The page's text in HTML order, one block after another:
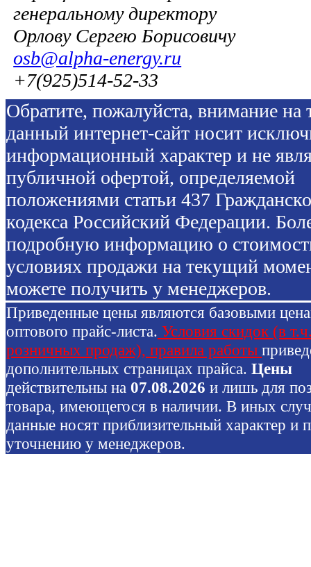
генеральному директору
Орлову Сергею Борисовичу
osb@alpha-energy.ru
+7(925)514-52-33
Обратите, пожалуйста, внимание на
данный интернет-сайт носит
информационный характер и не
публичной офертой, определяемой
положениями статьи 437
кодекса Российский Федерации.
подробную информацию о
условиях продажи на текущий
можете получить у менеджеров.
Приведенные цены являются базовыми
оптового прайс-листа. Условия скидок (в
розничных продаж), правила работы
дополнительных страницах прайса. Цены
действительны на 07.08.2026 и лишь для
товара, имеющегося в наличии. В иных
данные носят приблизительный характер и
уточнению у менеджеров.